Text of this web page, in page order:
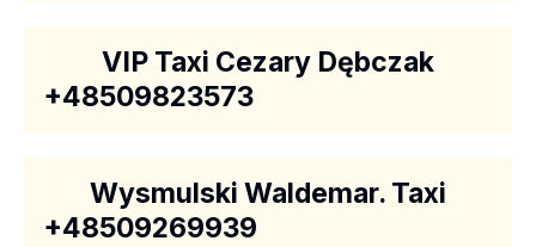
VIP Taxi Cezary Dębczak
+48509823573
Wysmulski Waldemar. Taxi
+48509269939